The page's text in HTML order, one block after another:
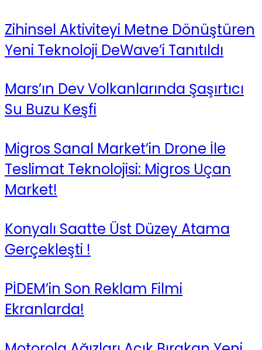
Zihinsel Aktiviteyi Metne Dönüştüren
Yeni Teknoloji DeWave’i Tanıtıldı
Mars’ın Dev Volkanlarında Şaşırtıcı
Su Buzu Keşfi
Migros Sanal Market’in Drone İle
Teslimat Teknolojisi: Migros Uçan
Market!
Konyalı Saatte Üst Düzey Atama
Gerçekleşti !
PİDEM’in Son Reklam Filmi
Ekranlarda!